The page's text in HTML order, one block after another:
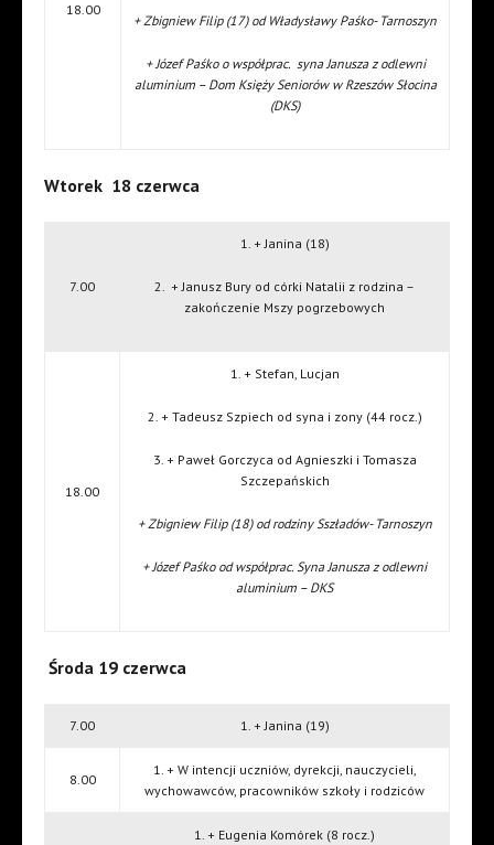
18.00
+ Zbigniew Filip (17) od Władysławy Paśko- Tarnoszyn
+ Józef Paśko o współprac. syna Janusza z odlewni
aluminium – Dom Księży Seniorów w Rzeszów Słocina
(DKS)
Wtorek 18 czerwca
7.00
1. + Janina (18)
2. + Janusz Bury od córki Natalii z rodzina –
zakończenie Mszy pogrzebowych
18.00
1. + Stefan, Lucjan
2. + Tadeusz Szpiech od syna i zony (44 rocz.)
3. + Paweł Gorczyca od Agnieszki i Tomasza
Szczepańskich
+ Zbigniew Filip (18) od rodziny Sszładów- Tarnoszyn
+ Józef Paśko od współprac. Syna Janusza z odlewni
aluminium – DKS
Środa 19 czerwca
7.00 1. + Janina (19)
8.00
1. + W intencji uczniów, dyrekcji, nauczycieli,
wychowawców, pracowników szkoły i rodziców
1. + Eugenia Komórek (8 rocz.)